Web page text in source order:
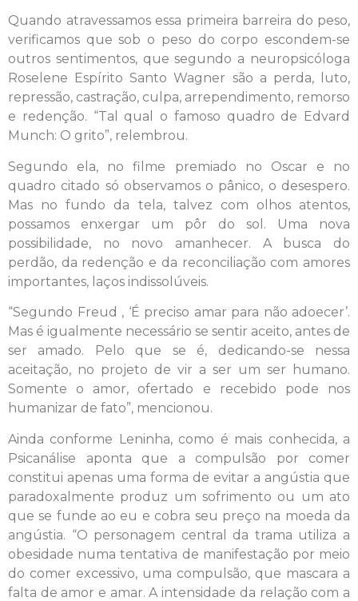
Quando atravessamos essa primeira barreira do peso,
verificamos que sob o peso do corpo escondem-se
outros sentimentos, que segundo a neuropsicóloga
Roselene Espírito Santo Wagner são a perda, luto,
repressão, castração, culpa, arrependimento, remorso
e redenção. “Tal qual o famoso quadro de Edvard
Munch: O grito”, relembrou.
Segundo ela, no filme premiado no Oscar e no
quadro citado só observamos o pânico, o desespero.
Mas no fundo da tela, talvez com olhos atentos,
possamos enxergar um pôr do sol. Uma nova
possibilidade, no novo amanhecer. A busca do
perdão, da redenção e da reconciliação com amores
importantes, laços indissolúveis.
“Segundo Freud , ‘É preciso amar para não adoecer’.
Mas é igualmente necessário se sentir aceito, antes de
ser amado. Pelo que se é, dedicando-se nessa
aceitação, no projeto de vir a ser um ser humano.
Somente o amor, ofertado e recebido pode nos
humanizar de fato”, mencionou.
Ainda conforme Leninha, como é mais conhecida, a
Psicanálise aponta que a compulsão por comer
constitui apenas uma forma de evitar a angústia que
paradoxalmente produz um sofrimento ou um ato
que se funde ao eu e cobra seu preço na moeda da
angústia. “O personagem central da trama utiliza a
obesidade numa tentativa de manifestação por meio
do comer excessivo, uma compulsão, que mascara a
falta de amor e amar. A intensidade da relação com a